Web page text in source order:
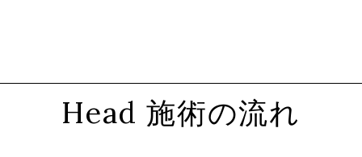
Head 施術の流れ